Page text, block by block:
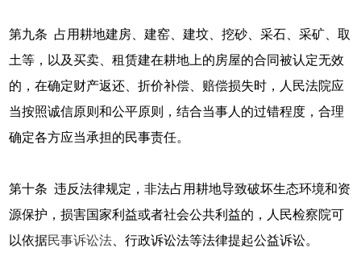
第九条 占用耕地建房、建窑、建坟、挖砂、采石、采矿、取
土等，以及买卖、租赁建在耕地上的房屋的合同被认定无效
的，在确定财产返还、折价补偿、赔偿损失时，人民法院应
当按照诚信原则和公平原则，结合当事人的过错程度，合理
确定各方应当承担的民事责任。
第十条 违反法律规定，非法占用耕地导致破坏生态环境和资
源保护，损害国家利益或者社会公共利益的，人民检察院可
以依据民事诉讼法、行政诉讼法等法律提起公益诉讼。